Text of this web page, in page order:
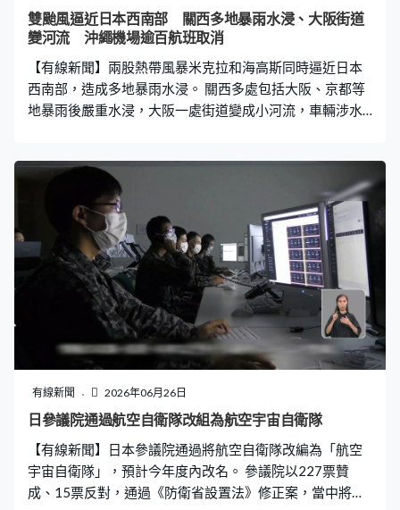
億5,000萬美元援助。墨西哥等多國的救援人員亦抵達委內
瑞拉準備救災，西班牙、意大利等國亦有加入救援。
雙颱風逼近日本西南部 關西多地暴雨水浸、大阪街道
變河流 沖繩機場逾百航班取消
【有線新聞】兩股熱帶風暴米克拉和海高斯同時逼近日本
西南部，造成多地暴雨水浸。 關西多處包括大阪、京都等
地暴雨後嚴重水浸，大阪一處街道變成小河流，車輛涉水
交通燈故障失靈，有居民指看到渠口倒灌，令渠蓋彈起。
奈良有河流氾濫，河邊民居水浸波及汽車，居民連忙清理
屋前污泥和積水。 米克拉於星期五接近沖繩，那霸市有店
舖鐵閘被吹爛，那霸機場有超過100班航班取消。預料米
克拉於星期六接近九州至關東地區，海高斯則在同日登陸
東日本地區，周末雨勢持續。氣象廳提醒民眾注意山泥傾
瀉、洪水，以及強風風險。
有線新聞 2026年06月26日
日參議院通過航空自衛隊改組為航空宇宙自衛隊
【有線新聞】日本參議院通過將航空自衛隊改編為「航空
宇宙自衛隊」，預計今年度內改名。 參議院以227票贊
成、15票反對，通過《防衛省設置法》修正案，當中將航